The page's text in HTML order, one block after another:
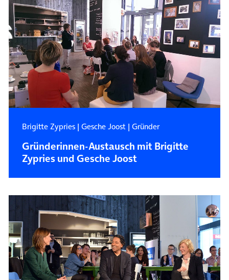
Brigitte Zypries| Gesche Joost| Gründer
Gründerinnen-Austausch mit Brigitte
Zypries und Gesche Joost